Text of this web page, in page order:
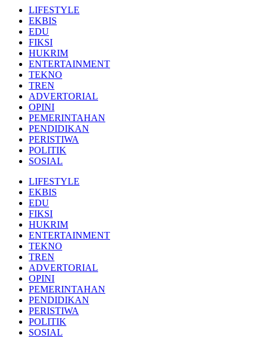
LIFESTYLE
EKBIS
EDU
FIKSI
HUKRIM
ENTERTAINMENT
TEKNO
TREN
ADVERTORIAL
OPINI
PEMERINTAHAN
PENDIDIKAN
PERISTIWA
POLITIK
SOSIAL
LIFESTYLE
EKBIS
EDU
FIKSI
HUKRIM
ENTERTAINMENT
TEKNO
TREN
ADVERTORIAL
OPINI
PEMERINTAHAN
PENDIDIKAN
PERISTIWA
POLITIK
SOSIAL